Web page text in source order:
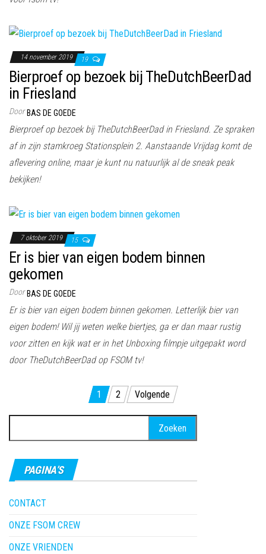
14 november 2019 19
Bierproef op bezoek bij TheDutchBeerDad
in Friesland
Door BAS DE GOEDE
Bierproef op bezoek bij TheDutchBeerDad in Friesland. Ze spraken
af in zijn stamkroeg Stationsplein 2. Aanstaande Vrijdag komt de
aflevering online, maar je kunt nu natuurlijk al de sneak peak
bekijken!
7 oktober 2019 15
Er is bier van eigen bodem binnen
gekomen
Door BAS DE GOEDE
Er is bier van eigen bodem binnen gekomen. Letterlijk bier van
eigen bodem! Wil jij weten welke biertjes, ga er dan maar rustig
voor zitten en kijk wat er in het Unboxing filmpje uitgepakt word
door TheDutchBeerDad op FSOM tv!
paginering
1 2 Volgende
naar:
PAGINA’S
CONTACT
ONZE FSOM CREW
ONZE VRIENDEN